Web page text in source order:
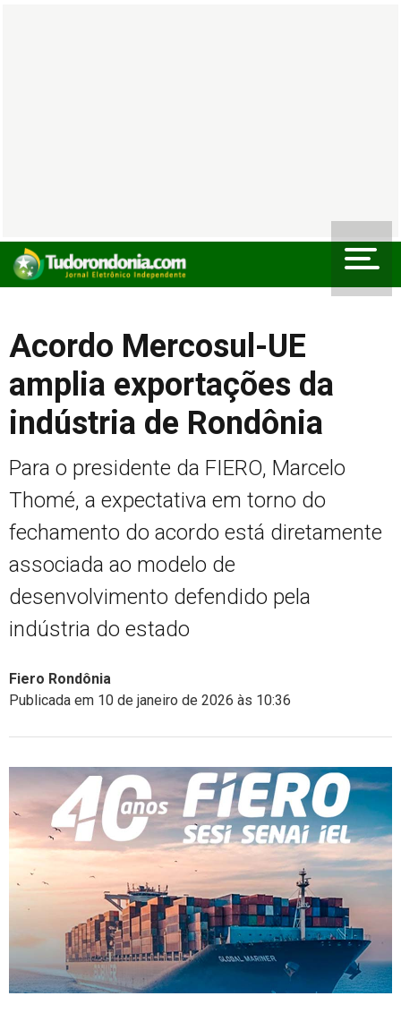
Acordo Mercosul-UE
amplia exportações da
indústria de Rondônia
Para o presidente da FIERO, Marcelo
Thomé, a expectativa em torno do
fechamento do acordo está diretamente
associada ao modelo de
desenvolvimento defendido pela
indústria do estado
Fiero Rondônia
Publicada em 10 de janeiro de 2026 às 10:36